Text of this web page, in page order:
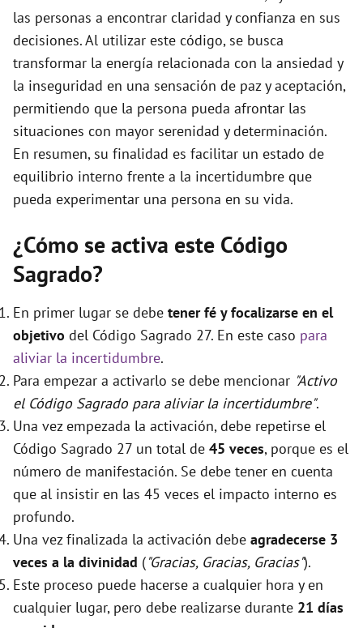
las personas a encontrar claridad y confianza en sus
decisiones. Al utilizar este código, se busca
transformar la energía relacionada con la ansiedad y
la inseguridad en una sensación de paz y aceptación,
permitiendo que la persona pueda afrontar las
situaciones con mayor serenidad y determinación.
En resumen, su finalidad es facilitar un estado de
equilibrio interno frente a la incertidumbre que
pueda experimentar una persona en su vida.
¿Cómo se activa este Código
Sagrado?
En primer lugar se debe tener fé y focalizarse en el
objetivo del Código Sagrado 27. En este caso para
aliviar la incertidumbre.
Para empezar a activarlo se debe mencionar "Activo
el Código Sagrado para aliviar la incertidumbre".
Una vez empezada la activación, debe repetirse el
Código Sagrado 27 un total de 45 veces, porque es el
número de manifestación. Se debe tener en cuenta
que al insistir en las 45 veces el impacto interno es
profundo.
Una vez finalizada la activación debe agradecerse 3
veces a la divinidad ("Gracias, Gracias, Gracias").
Este proceso puede hacerse a cualquier hora y en
cualquier lugar, pero debe realizarse durante 21 días